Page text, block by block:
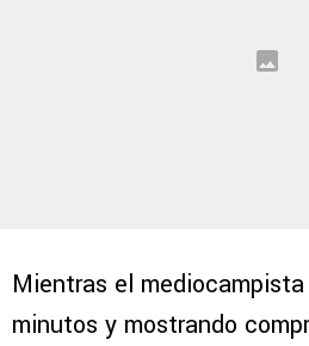
Mientras el
minutos y mostrando